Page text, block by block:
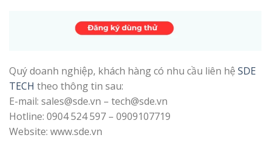
Quý doanh nghiệp, khách hàng có nhu cầu liên hệ SDE
TECH theo thông tin sau:
E-mail: sales@sde.vn – tech@sde.vn
Hotline: 0904 524 597 – 0909107719
Website: www.sde.vn